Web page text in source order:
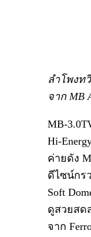
ลำโพงท
จาก MB
MB-
Hi-
ค่ายดัง
ดีไซน์กร
Soft
ดูสวยสด
จาก